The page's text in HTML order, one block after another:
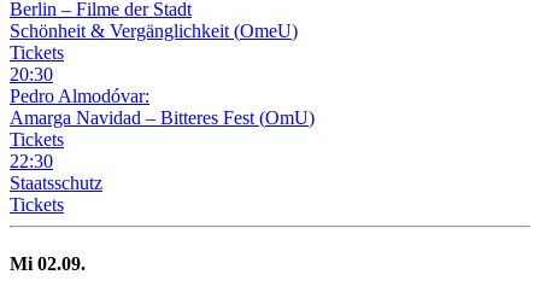
Berlin – Filme der Stadt
Schönheit & Vergänglichkeit (OmeU)
Tickets
20:30
Pedro Almodóvar:
Amarga Navidad – Bitteres Fest (OmU)
Tickets
22:30
Staatsschutz
Tickets
Mi 02.09.